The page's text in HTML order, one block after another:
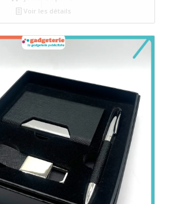
Voir les détails